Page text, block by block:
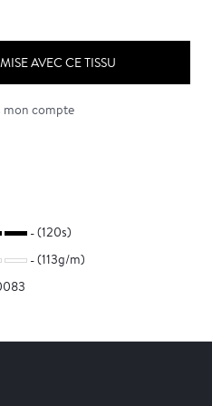
AVEC CE TISSU
mon compte
(120s)
(113g/m)